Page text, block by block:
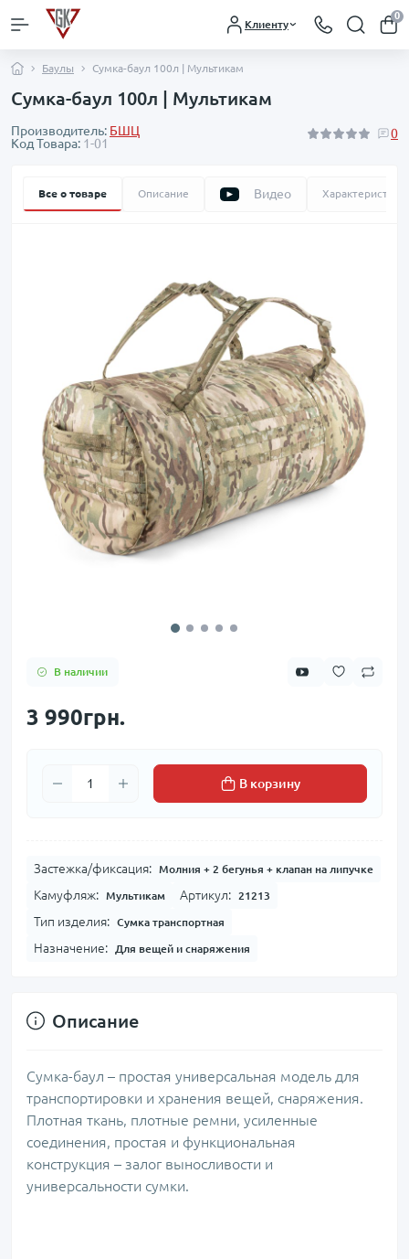
Клиенту
0
Баулы Сумка-баул 100л | Мультикам
Сумка-баул 100л | Мультикам
Производитель: БШЦ
Код Товара: 1-01
0
Все о товаре Описание Видео Характеристики
В наличии
3 990грн.
В корзину
Застежка/фиксация: Молния + 2 бегунья + клапан на липучке
Камуфляж: Мультикам Артикул: 21213
Тип изделия: Сумка транспортная
Назначение: Для вещей и снаряжения
Описание
Сумка-баул – простая универсальная модель для
транспортировки и хранения вещей, снаряжения.
Плотная ткань, плотные ремни, усиленные
соединения, простая и функциональная
конструкция – залог выносливости и
универсальности сумки.